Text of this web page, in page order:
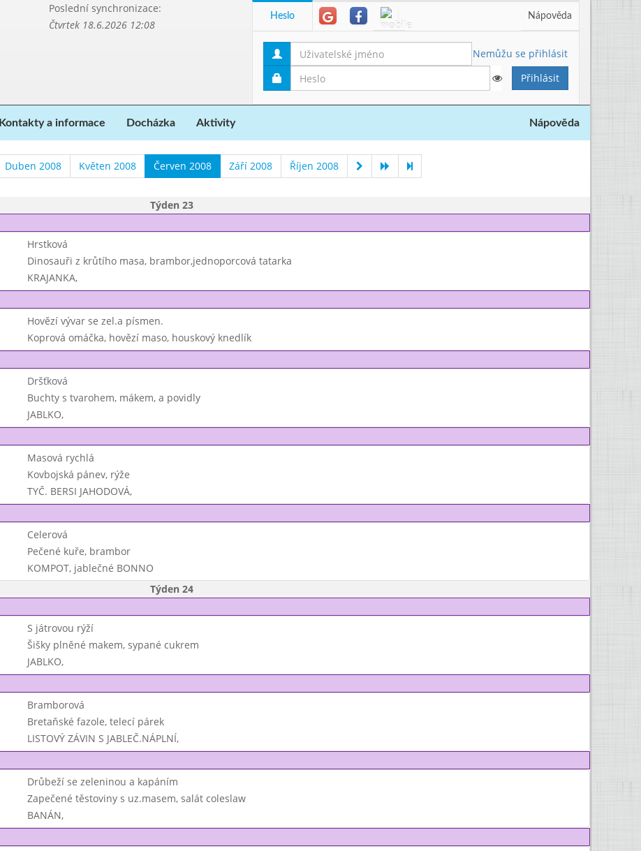
Poslední synchronizace:
Čtvrtek 18.6.2026 12:08
Heslo Nápověda
Nemůžu se přihlásit
Kontakty a informace Docházka Aktivity Nápověda
Duben 2008 Květen 2008 Červen 2008 Září 2008 Říjen 2008
Týden 23
Hrstková
Dinosauři z krůtího masa, brambor,jednoporcová tatarka
KRAJANKA,
Hovězí vývar se zel.a písmen.
Koprová omáčka, hovězí maso, houskový knedlík
Dršťková
Buchty s tvarohem, mákem, a povidly
JABLKO,
Masová rychlá
Kovbojská pánev, rýže
TYČ. BERSI JAHODOVÁ,
Celerová
Pečené kuře, brambor
KOMPOT, jablečné BONNO
Týden 24
S játrovou rýží
Šišky plněné makem, sypané cukrem
JABLKO,
Bramborová
Bretaňské fazole, telecí párek
LISTOVÝ ZÁVIN S JABLEČ.NÁPLNÍ,
Drůbeží se zeleninou a kapáním
Zapečené těstoviny s uz.masem, salát coleslaw
BANÁN,